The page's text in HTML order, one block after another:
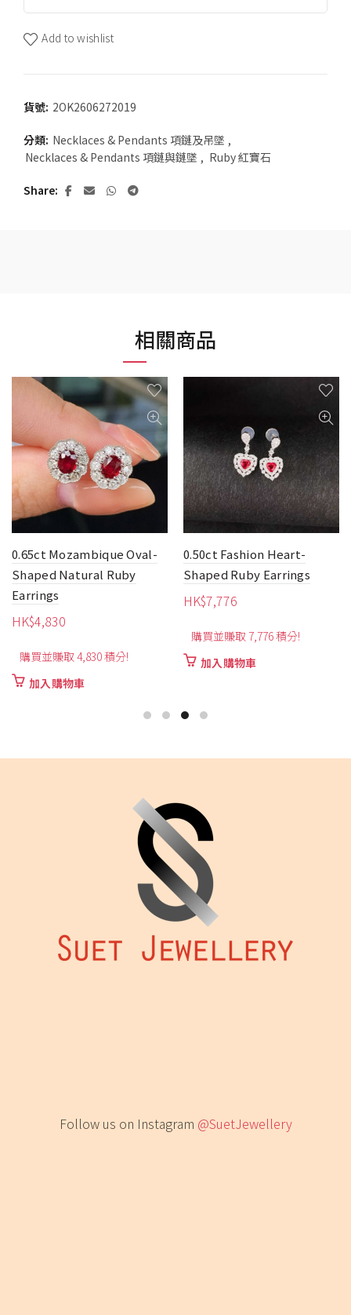
Add to wishlist
貨號: 2OK2606272019
分類: Necklaces & Pendants 項鏈及吊墜 ,
Necklaces & Pendants 項鏈與鏈墜 , Ruby 紅寶石
Share
相關商品
0.65ct Mozambique Oval-
Shaped Natural Ruby
Earrings
HK$4,830
購買並賺取 4,830 積分!
加入購物車
0.50ct Fashion Heart-
Shaped Ruby Earrings
HK$7,776
購買並賺取 7,776 積分!
加入購物車
Follow us on Instagram @SuetJewellery